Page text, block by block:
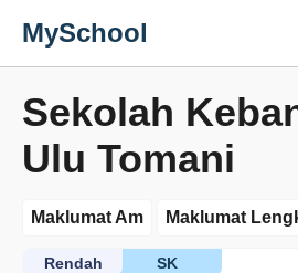
MySchool
Sekolah
Ulu Tomani
Maklumat Am Maklumat
SK
Rendah